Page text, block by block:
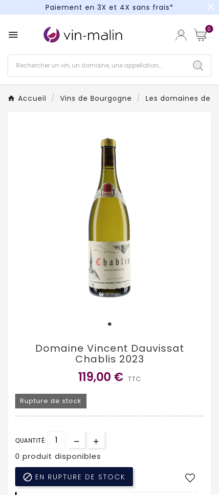
Paiement en 3X et 4X sans frais*
Paiement en 3X et 4X sans frais*
close
 0
Accueil Vins de Bourgogne Les domaines de
Domaine Vincent Dauvissat
Chablis 2023
119,00 € TTC
Rupture de stock
QUANTITÉ
0 produit disponibles
 EN RUPTURE DE STOCK